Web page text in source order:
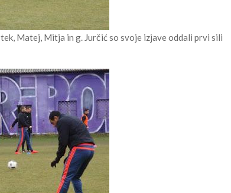
Matej, Mitja in g. Jurčić so svoje izjave oddali prvi sili